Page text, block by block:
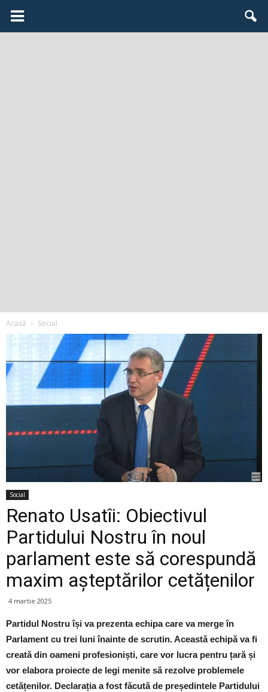
Acasă Social
Social
Renato Usatîi: Obiectivul
Partidului Nostru în noul
parlament este să corespundă
maxim așteptărilor cetățenilor
4 martie 2025
Partidul Nostru își va prezenta echipa care va merge în
Parlament cu trei luni înainte de scrutin. Această echipă va fi
creată din oameni profesioniști, care vor lucra pentru țară și
vor elabora proiecte de legi menite să rezolve problemele
cetățenilor. Declarația a fost făcută de președintele Partidului